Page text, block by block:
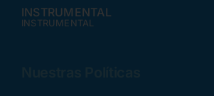
INSTRUMENTAL
INSTRUMENTAL